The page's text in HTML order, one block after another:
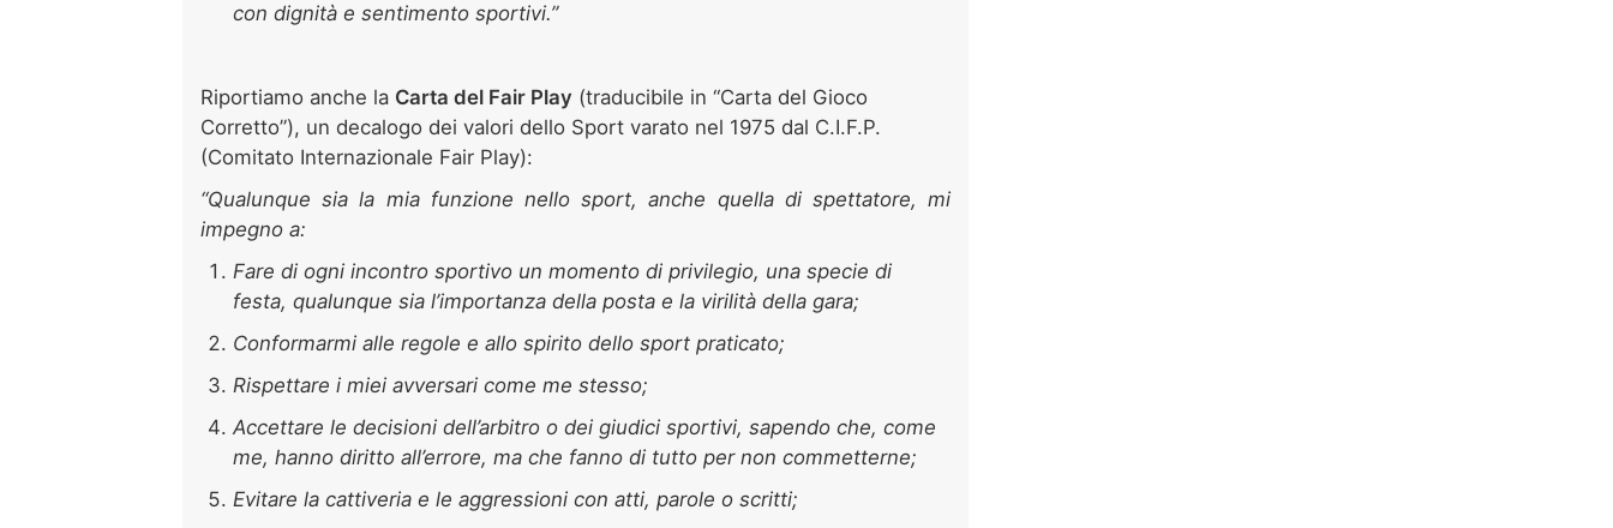
con dignità e sentimento sportivi.”
Riportiamo anche la Carta del Fair Play (traducibile in “Carta del Gioco
Corretto”), un decalogo dei valori dello Sport varato nel 1975 dal C.I.F.P.
(Comitato Internazionale Fair Play):
“Qualunque sia la mia funzione nello sport, anche quella di spettatore, mi
impegno a:
Fare di ogni incontro sportivo un momento di privilegio, una specie di
festa, qualunque sia l’importanza della posta e la virilità della gara;
Conformarmi alle regole e allo spirito dello sport praticato;
Rispettare i miei avversari come me stesso;
Accettare le decisioni dell’arbitro o dei giudici sportivi, sapendo che, come
me, hanno diritto all’errore, ma che fanno di tutto per non commetterne;
Evitare la cattiveria e le aggressioni con atti, parole o scritti;